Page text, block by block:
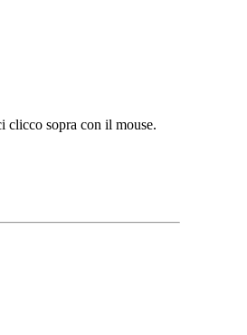
clicco sopra con il mouse.